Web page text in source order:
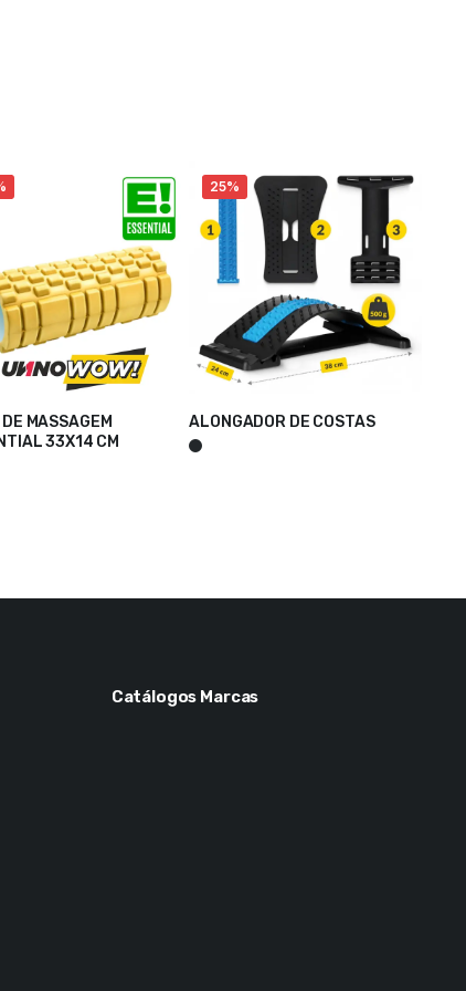
MASSAGEM
33X14 CM
25%
ALONGADOR DE COSTAS
ADICIONAR
Catálogos Marcas